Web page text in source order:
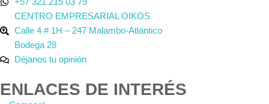
CENTRO EMPRESARIAL OIKOS
Calle 4 # 1H – 247 Malambo-Atlántico
Bodega 28
Déjanos tu opinión
ENLACES DE INTERÉS